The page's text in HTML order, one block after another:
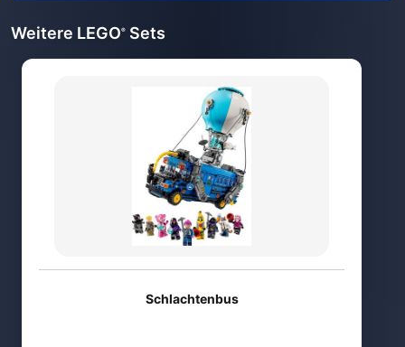
Weitere LEGO® Sets
Schlachtenbus